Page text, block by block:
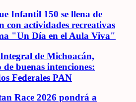
Infantil 150 se llena de
con actividades recreativas
"Un Día en el Aula Viva"
de Michoacán,
de buenas intenciones:
Federales PAN
Race 2026 pondrá a